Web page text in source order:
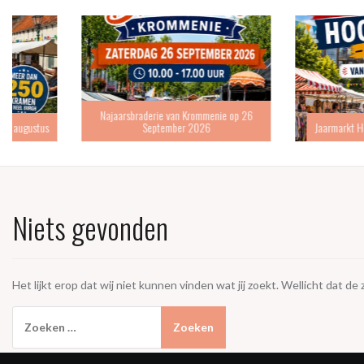
Najaarsbraderie van Krommenie op 26
September 2026 Jaarmarkt Hoofddorp 6
Niets gevonden
Het lijkt erop dat wij niet kunnen vinden wat jij zoekt. Wellicht dat de
naar: